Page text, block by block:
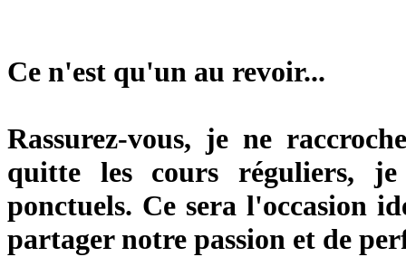
Ce n'est qu'un au revoir...
Rassurez-vous, je ne
quitte les cours réguliers,
ponctuels. Ce sera l'occasion
partager notre passion et de